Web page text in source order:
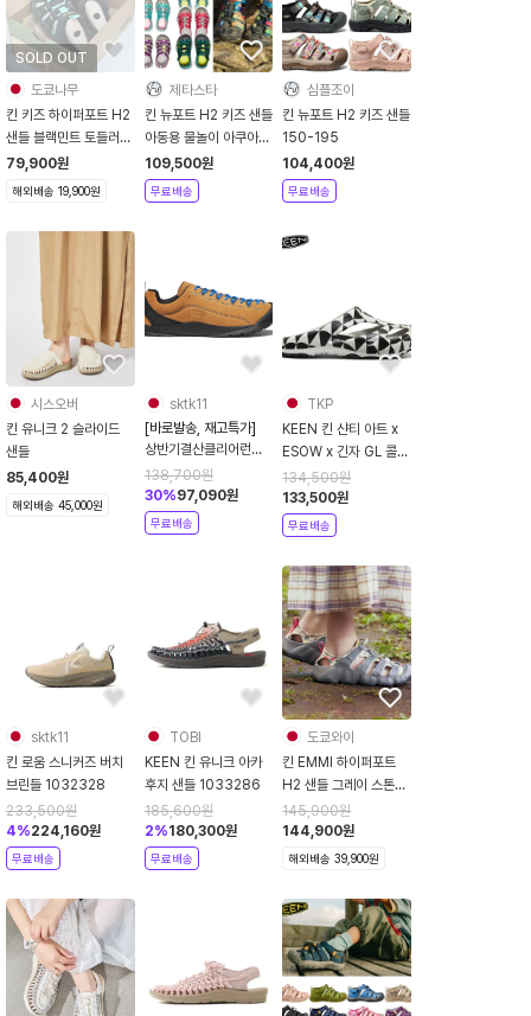
SOLD OUT
도쿄나무
킨 키즈 하이퍼포트 H2
샌들 블랙민트 토들러
115-235사이즈
79,900원
해외배송 19,900원
제타스타
킨 뉴포트 H2 키즈 샌들
아동용 물놀이 아쿠아
캠핑 슈즈 150-255
109,500원
무료배송
심플조이
킨 뉴포트 H2 키즈 샌들
150-195
104,400원
무료배송
시스오버
킨 유니크 2 슬라이드
샌들
85,400원
해외배송 45,000원
sktk11
[바로발송, 재고특가]
상반기결산클리어런스
- 킨 재스퍼 스니커즈 카
멜 1002661
138,700원
30%97,090원
무료배송
TKP
KEEN 킨 샨티 아트 x
ESOW x 긴자 GL 콜라
보 슬리퍼 체크 여름 아
웃도어 클로그
134,500원
133,500원
무료배송
sktk11
킨 로움 스니커즈 버치
브린들 1032328
233,500원
4%224,160원
무료배송
TOBI
KEEN 킨 유니크 아카
후지 샌들 1033286
185,600원
2%180,300원
무료배송
도쿄와이
킨 EMMI 하이퍼포트
H2 샌들 그레이 스톤
1032631
145,900원
144,900원
해외배송 39,900원